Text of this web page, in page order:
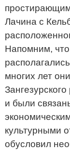
Лачина с
Напомним, что
многих лет
и были
культурными
обусловил